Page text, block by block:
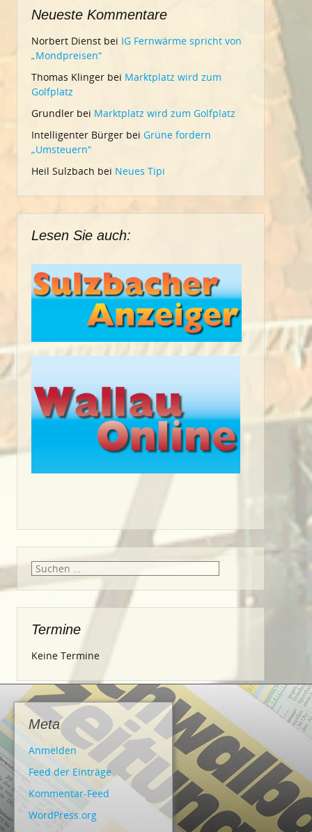
Neueste Kommentare
Norbert Dienst bei IG Fernwärme spricht von
„Mondpreisen“
Thomas Klinger bei Marktplatz wird zum
Golfplatz
Grundler bei Marktplatz wird zum Golfplatz
Intelligenter Bürger bei Grüne fordern
„Umsteuern“
Heil Sulzbach bei Neues Tipi
Lesen Sie auch:
Suche
Termine
Keine Termine
Meta
Anmelden
Feed der Einträge
Kommentar-Feed
WordPress.org